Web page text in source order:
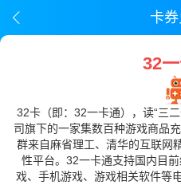
卡
32
32卡（即：32一卡通），读“三
司旗下的一家集数百种游戏商品
群来自麻省理工、清华的互联网
性平台。32一卡通支持国内目
戏、手机游戏、游戏相关软件等